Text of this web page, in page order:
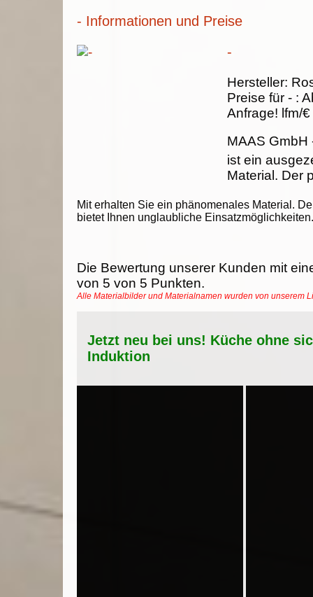
- Informationen und Preise
-
Mit erhalten Sie ein phänomenales Material.
bietet Ihnen unglaubliche Einsatzmöglichkeiten.
Hersteller:
Preise für - :
Anfrage! lfm/€
MAAS GmbH
ist ein
Material. Der
Die Bewertung unserer Kunden mit
von 5 von 5 Punkten.
Alle Materialbilder und Materialnamen wurden von unserem
Jetzt neu bei uns! Küche ohne
Induktion